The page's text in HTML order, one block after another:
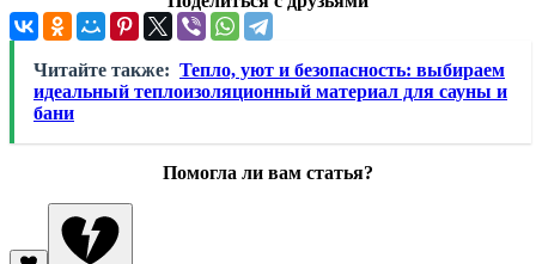
Читайте также: Тепло, уют и безопасность: выбираем
идеальный теплоизоляционный материал для сауны и
бани
Помогла ли вам статья?